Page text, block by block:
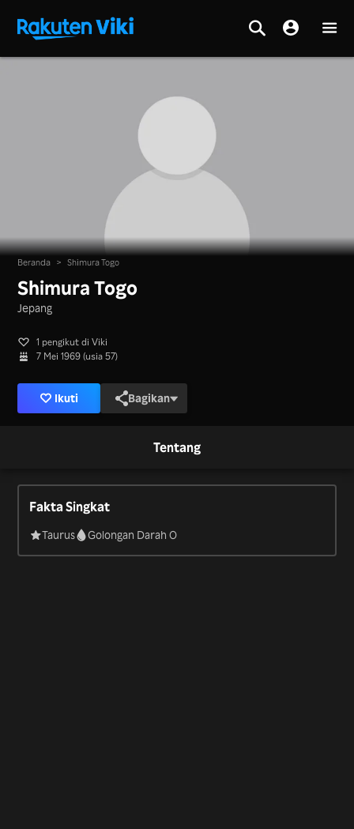
Beranda > Shimura Togo
Shimura Togo
Jepang
1 pengikut di Viki
7 Mei 1969 (usia 57)
Ikuti Bagikan
Tentang
Fakta Singkat
Taurus Golongan Darah O